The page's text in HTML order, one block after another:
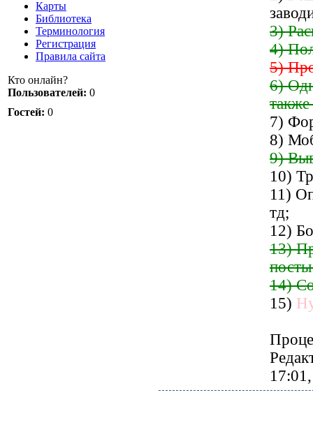
Карты
Библиотека
Терминология
Регистрация
Правила сайта
Кто онлайн?
Пользователей: 0
Гостей: 0
3)
4)
5)
6)
7)
8)
9)
10)
11)
тд;
12)
13)
14)
15)